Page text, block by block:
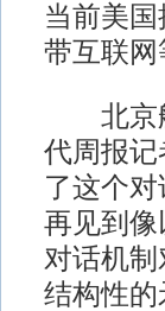
当前美
带互联网
北京航
代周报记
了这个
再见到
对话机
结构性的